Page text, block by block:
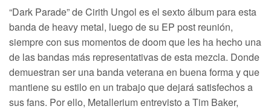
“Dark Parade” de Cirith Ungol es el sexto álbum para esta
banda de heavy metal, luego de su EP post reunión,
siempre con sus momentos de doom que les ha hecho una
de las bandas más representativas de esta mezcla. Donde
demuestran ser una banda veterana en buena forma y que
mantiene su estilo en un trabajo que dejará satisfechos a
sus fans. Por ello, Metallerium entrevisto a Tim Baker,